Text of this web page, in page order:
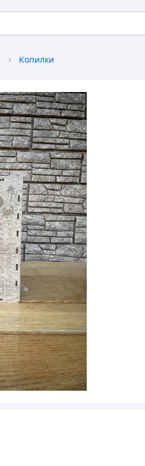
Копилки